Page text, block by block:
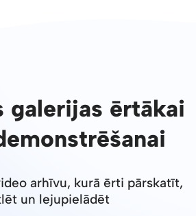
galerijas ērtākai
arhīvu, kurā ērti pārskatīt,
un lejupielādēt